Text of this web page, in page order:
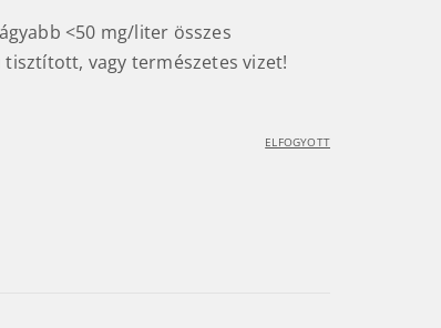
<50 mg/liter összes
vagy természetes vizet!
ELFOGYOTT